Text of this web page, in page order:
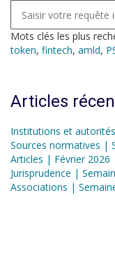
Mots clés les plus
token, fintech, amld,
Articles
Institutions et
Sources normatives |
Articles | Février 2026
Jurisprudence |
Associations |